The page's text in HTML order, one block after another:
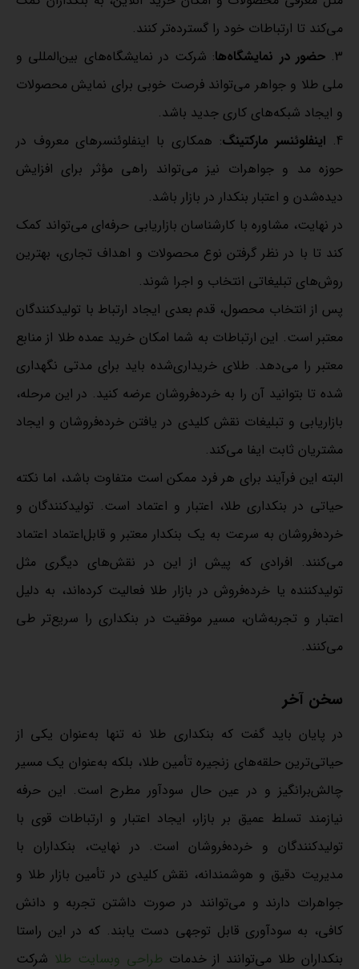
می‌کند تا ارتباطات خود را گسترده‌تر کنند.
حضور در نمایشگاه‌ها: شرکت در نمایشگاه‌های بین‌المللی و
ملی طلا و جواهر می‌تواند فرصت خوبی برای نمایش محصولات
و ایجاد شبکه‌های کاری جدید باشد.
اینفلوئنسر مارکتینگ: همکاری با اینفلوئنسرهای معروف در
حوزه مد و جواهرات نیز می‌تواند راهی مؤثر برای افزایش
دیده‌شدن و اعتبار بنکدار در بازار باشد.
در نهایت، مشاوره با کارشناسان بازاریابی حرفه‌ای می‌تواند کمک
کند تا با در نظر گرفتن نوع محصولات و اهداف تجاری، بهترین
روش‌های تبلیغاتی انتخاب و اجرا شوند.
پس از انتخاب محصول، قدم بعدی ایجاد ارتباط با تولیدکنندگان
معتبر است. این ارتباطات به شما امکان خرید عمده طلا از منابع
معتبر را می‌دهد. طلای خریداری‌شده باید برای مدتی نگهداری
شده تا بتوانید آن را به خرده‌فروشان عرضه کنید. در این مرحله،
بازاریابی و تبلیغات نقش کلیدی در یافتن خرده‌فروشان و ایجاد
مشتریان ثابت ایفا می‌کند.
البته این فرآیند برای هر فرد ممکن است متفاوت باشد، اما نکته
حیاتی در بنکداری طلا، اعتبار و اعتماد است. تولیدکنندگان و
خرده‌فروشان به سرعت به یک بنکدار معتبر و قابل‌اعتماد اعتماد
می‌کنند. افرادی که پیش از این در نقش‌های دیگری مثل
تولیدکننده یا خرده‌فروش در بازار طلا فعالیت کرده‌اند، به دلیل
اعتبار و تجربه‌شان، مسیر موفقیت در بنکداری را سریع‌تر طی
می‌کنند.
سخن آخر
در پایان باید گفت که بنکداری طلا نه تنها به‌عنوان یکی از
حیاتی‌ترین حلقه‌های زنجیره تأمین طلا، بلکه به‌عنوان یک مسیر
چالش‌برانگیز و در عین حال سودآور مطرح است. این حرفه
نیازمند تسلط عمیق بر بازار، ایجاد اعتبار و ارتباطات قوی با
تولیدکنندگان و خرده‌فروشان است. در نهایت، بنکداران با
مدیریت دقیق و هوشمندانه، نقش کلیدی در تأمین بازار طلا و
جواهرات دارند و می‌توانند در صورت داشتن تجربه و دانش
کافی، به سودآوری قابل توجهی دست یابند. که در این راستا
بنکداران طلا می‌توانند از خدمات طراحی وبسایت طلا شرکت